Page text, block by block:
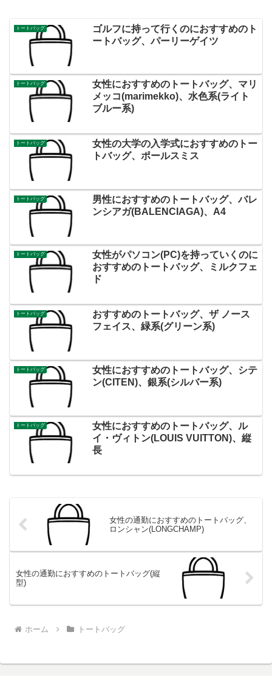
トートバッグ
ゴルフに持って行くのにおすすめのト
ートバッグ、パーリーゲイツ
トートバッグ
女性におすすめのトートバッグ、マリ
メッコ(marimekko)、水色系(ライト
ブルー系)
トートバッグ
女性の大学の入学式におすすめのトー
トバッグ、ポールスミス
トートバッグ
男性におすすめのトートバッグ、バレ
ンシアガ(BALENCIAGA)、A4
トートバッグ
女性がパソコン(PC)を持っていくのに
おすすめのトートバッグ、ミルクフェ
ド
トートバッグ
おすすめのトートバッグ、ザ ノース
フェイス、緑系(グリーン系)
トートバッグ
女性におすすめのトートバッグ、シテ
ン(CITEN)、銀系(シルバー系)
トートバッグ
女性におすすめのトートバッグ、ル
イ・ヴィトン(LOUIS VUITTON)、縦
長
女性の通勤におすすめのトートバッグ、
ロンシャン(LONGCHAMP)
女性の通勤におすすめのトートバッグ(縦
型)
ホーム トートバッグ